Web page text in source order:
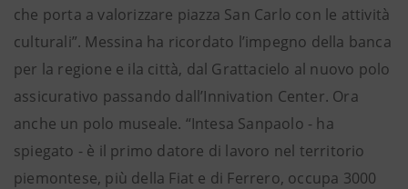
che porta a valorizzare piazza San Carlo con le attività
culturali”. Messina ha ricordato l’impegno della banca
per la regione e ila città, dal Grattacielo al nuovo polo
assicurativo passando dall’Innivation Center. Ora
anche un polo museale. “Intesa Sanpaolo - ha
spiegato - è il primo datore di lavoro nel territorio
piemontese, più della Fiat e di Ferrero, occupa 3000